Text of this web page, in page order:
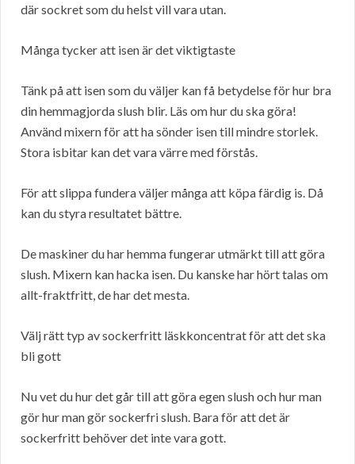
där sockret som du helst vill vara utan.
Många tycker att isen är det viktigtaste
Tänk på att isen som du väljer kan få betydelse för hur bra
din hemmagjorda slush blir. Läs om hur du ska göra!
Använd mixern för att ha sönder isen till mindre storlek.
Stora isbitar kan det vara värre med förstås.
För att slippa fundera väljer många att köpa färdig is. Då
kan du styra resultatet bättre.
De maskiner du har hemma fungerar utmärkt till att göra
slush. Mixern kan hacka isen. Du kanske har hört talas om
allt-fraktfritt, de har det mesta.
Välj rätt typ av sockerfritt läskkoncentrat för att det ska
bli gott
Nu vet du hur det går till att göra egen slush och hur man
gör hur man gör sockerfri slush. Bara för att det är
sockerfritt behöver det inte vara gott.